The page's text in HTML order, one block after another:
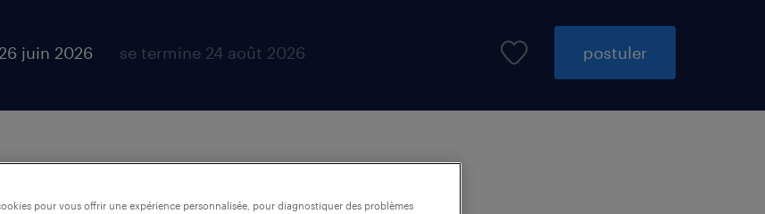
juin 2026 se termine 24 août 2026 postuler
pour vous offrir une expérience personnalisée, pour diagnostiquer des problèmes